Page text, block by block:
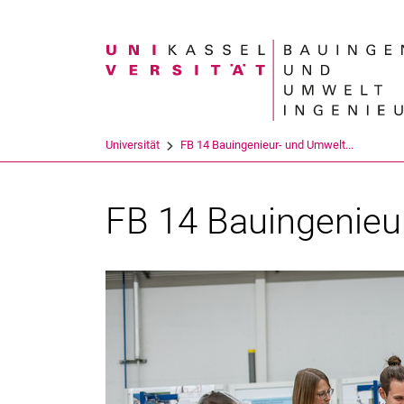
Suchbegriff
Universität FB 14 Bauingenieur- und Umwelt...
FB 14